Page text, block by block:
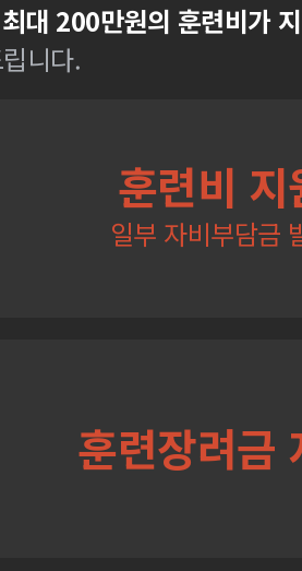
대 200만원의 훈련비가
니다.
훈련비 지
일부 자비부담금
훈련장려금